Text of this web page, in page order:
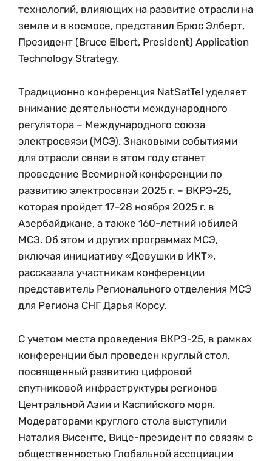
технологий, влияющих на развитие отрасли на
земле и в космосе, представил Брюс Элберт,
Президент (Bruce Elbert, President) Application
Technology Strategy.
Традиционно конференция NatSatTel уделяет
внимание деятельности международного
регулятора – Международного союза
электросвязи (МСЭ). Знаковыми событиями
для отрасли связи в этом году станет
проведение Всемирной конференции по
развитию электросвязи 2025 г. – ВКРЭ-25,
которая пройдет 17–28 ноября 2025 г. в
Азербайджане, а также 160-летний юбилей
МСЭ. Об этом и других программах МСЭ,
включая инициативу «Девушки в ИКТ»,
рассказала участникам конференции
представитель Регионального отделения МСЭ
для Региона СНГ Дарья Корсу.
С учетом места проведения ВКРЭ-25, в рамках
конференции был проведен круглый стол,
посвященный развитию цифровой
спутниковой инфраструктуры регионов
Центральной Азии и Каспийского моря.
Модераторами круглого стола выступили
Наталия Висенте, Вице-президент по связям с
общественностью Глобальной ассоциации